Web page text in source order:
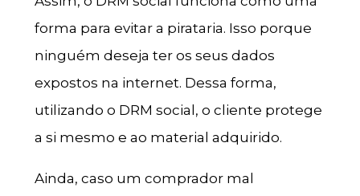
forma para evitar a pirataria. Isso porque
ninguém deseja ter os seus dados
expostos na internet. Dessa forma,
utilizando o DRM social, o cliente protege
a si mesmo e ao material adquirido.
Ainda, caso um comprador mal